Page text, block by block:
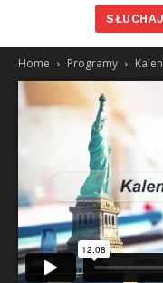
SŁUCHAJ
Home Programy